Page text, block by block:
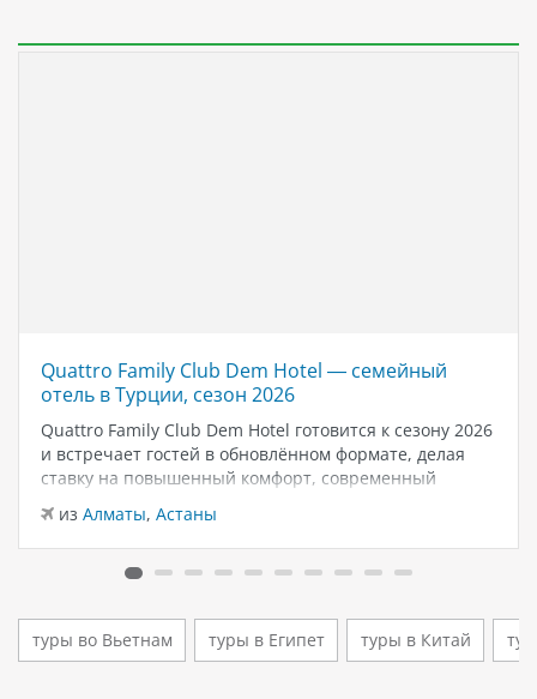
Quattro Family Club Dem Hotel — семейный
отель в Турции, сезон 2026
Quattro Family Club Dem Hotel готовится к сезону 2026
и встречает гостей в обновлённом формате, делая
ставку на повышенный комфорт, современный
дизайн и атмосферу спокойного семейного отдыха у
моря. Отель остаётся популярным выбором для тех,
кто ищет семейный отель в…
из Алматы, Астаны
туры во Вьетнам туры в Египет туры в Китай